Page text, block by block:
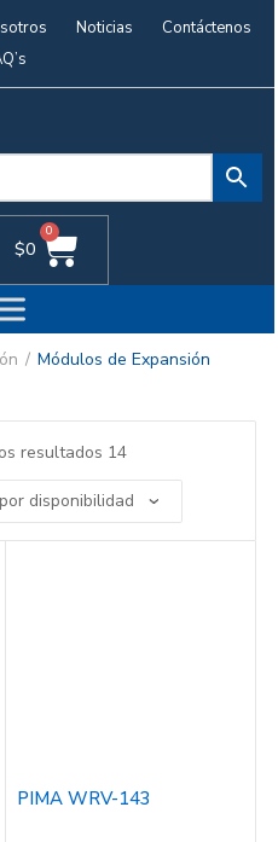
Noticias
Contáctenos
$0
0
Módulos de Expansión
resultados 14
PIMA WRV-143